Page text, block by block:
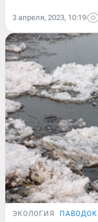
3 апреля, 2023, 10:19
ЭКОЛОГИЯ ПАВОДОК